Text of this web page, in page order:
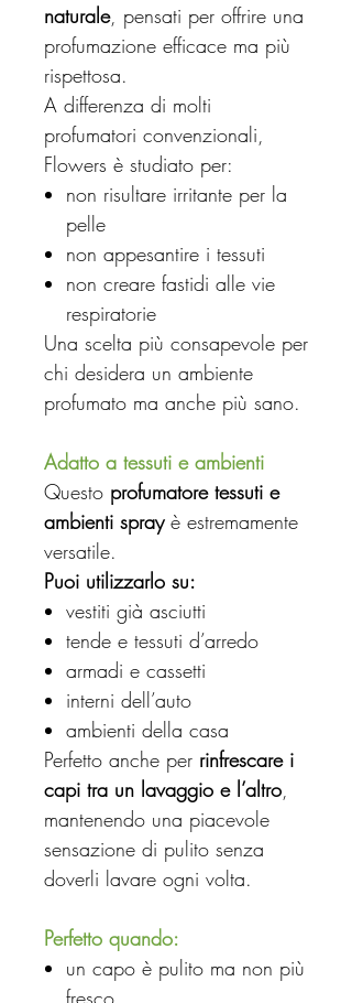
naturale, pensati per offrire una
profumazione efficace ma più
rispettosa.
A differenza di molti
profumatori convenzionali,
Flowers è studiato per:
non risultare irritante per la
pelle
non appesantire i tessuti
non creare fastidi alle vie
respiratorie
Una scelta più consapevole per
chi desidera un ambiente
profumato ma anche più sano.
Adatto a tessuti e ambienti
Questo profumatore tessuti e
ambienti sprayè estremamente
versatile.
Puoi utilizzarlo su:
vestiti già asciutti
tende e tessuti d’arredo
armadi e cassetti
interni dell’auto
ambienti della casa
Perfetto anche per rinfrescare i
capi tra un lavaggio e l’altro,
mantenendo una piacevole
sensazione di pulito senza
doverli lavare ogni volta.
Perfetto quando:
un capo è pulito ma non più
fresco